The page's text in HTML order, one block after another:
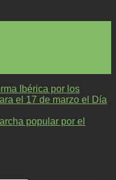
Ibérica por los
el 17 de marzo el Día
popular por el